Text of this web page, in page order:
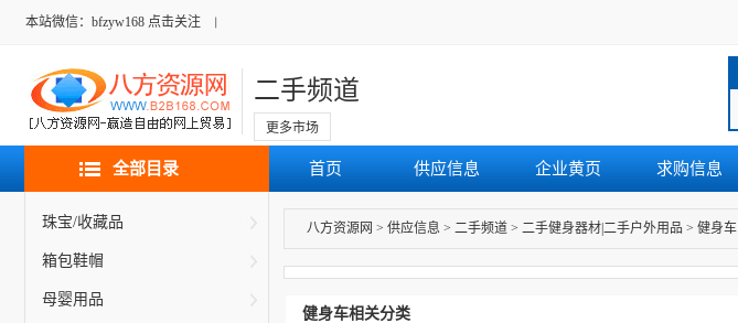
本站微信：bfzyw168 点击关注
二手频道
更多市场
全部目录 首页 供应信息 企业黄页 求购信息
珠宝/收藏品
箱包鞋帽
母婴用品
八方资源网 > 供应信息 > 二手频道 > 二手健身器材|二手户外用品 > 健身车
健身车相关分类